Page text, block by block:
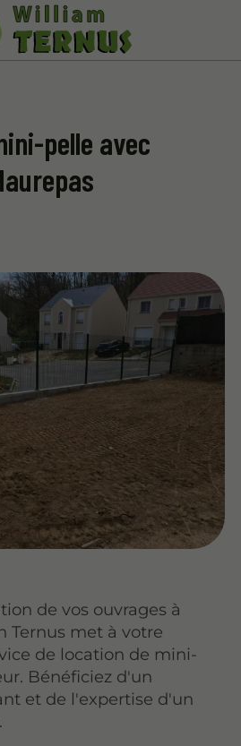
pelle avec
de vos ouvrages à
Ternus met à votre
de location de mini-
Bénéficiez d'un
et de l'expertise d'un